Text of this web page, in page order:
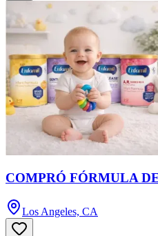
COMPRÓ FÓRMULA
Los Angeles, CA